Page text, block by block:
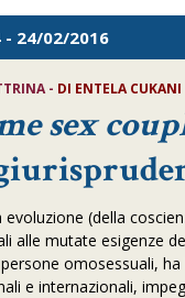
- 24/02/2016
- DI ENTELA CUKANI
sex
evoluzione (della
alle mutate esigenze
omosessuali,
e internazionali,